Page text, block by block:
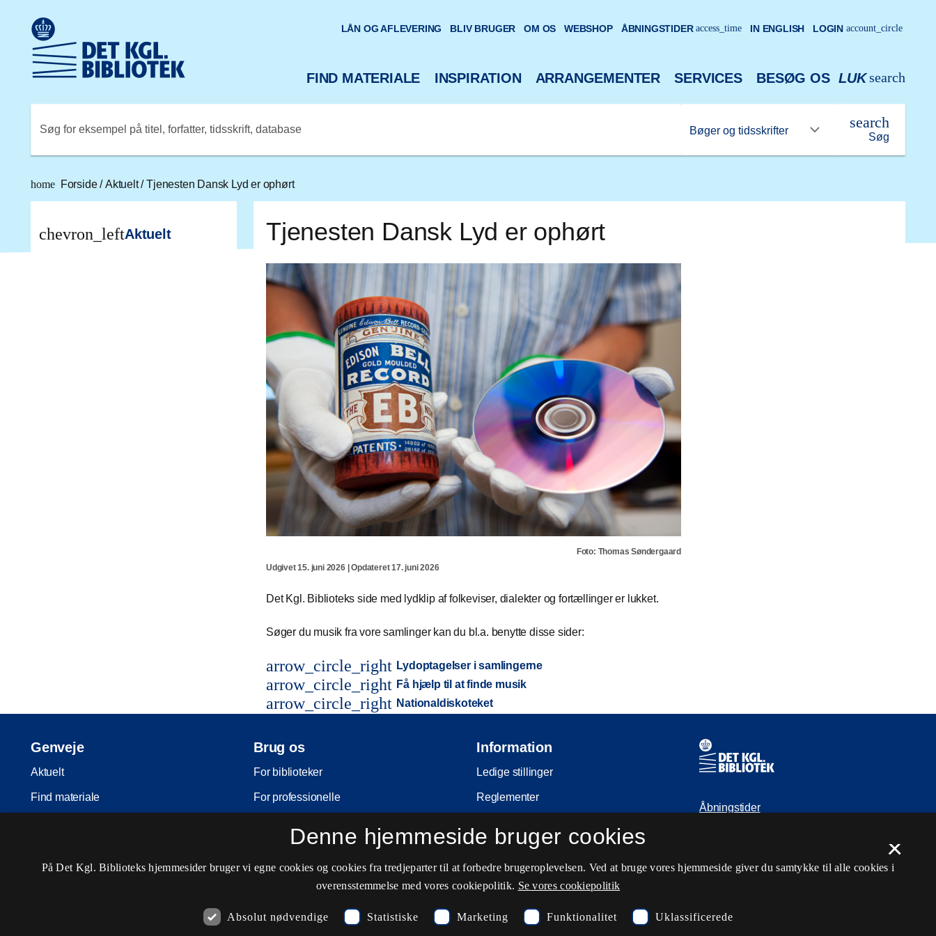
Det Kongelige Biblioteks logo. Gå til Det Kongelige Biblioteks hjemmeside
FIND MATERIALE INSPIRATION ARRANGEMENTER SERVICES BESØG OS search
LUK
Søg for eksempel på titel, forfatter, tidsskrift, database
Søg
search
LÅN OG AFLEVERING BLIV BRUGER OM OS WEBSHOP ÅBNINGSTIDER access_time IN ENGLISH LOGIN account_circle
home Forside/ Aktuelt/ Tjenesten Dansk Lyd er ophørt
chevron_leftAktuelt Tjenesten Dansk Lyd er ophørt
Foto: Thomas Søndergaard
Udgivet 15. juni 2026 | Opdateret 17. juni 2026
Det Kgl. Biblioteks side med lydklip af folkeviser, dialekter og fortællinger er lukket.
Søger du musik fra vore samlinger kan du bl.a. benytte disse sider:
arrow_circle_right Lydoptagelser i samlingerne
arrow_circle_right Få hjælp til at finde musik
arrow_circle_right Nationaldiskoteket
Genveje
Aktuelt
Find materiale
Services
Brug os
For biblioteker
For professionelle
Møder og konferencer
Nota-service
Information
Ledige stillinger
Reglementer
Privatlivs- og persondatapolitik
Tilgængelighedserklæring
Cookieindstillinger
Kontaktinformationer
Åbningstider
×
Denne hjemmeside bruger cookies
På Det Kgl. Biblioteks hjemmesider bruger vi egne cookies og cookies fra tredjeparter til at forbedre brugeroplevelsen. Ved at bruge vores hjemmeside giver du samtykke til alle cookies i
overensstemmelse med vores cookiepolitik. Se vores cookiepolitik
Absolut nødvendige Statistiske Marketing Funktionalitet Uklassificerede